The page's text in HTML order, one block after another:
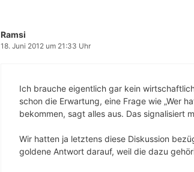
Ramsi
18. Juni 2012 um 21:33 Uhr
Ich brauche eigentlich gar kein
schon die Erwartung, eine Frage wie „Wer
bekommen, sagt alles aus. Das signalisiert
Wir hatten ja letztens diese Diskussion
goldene Antwort darauf, weil die dazu